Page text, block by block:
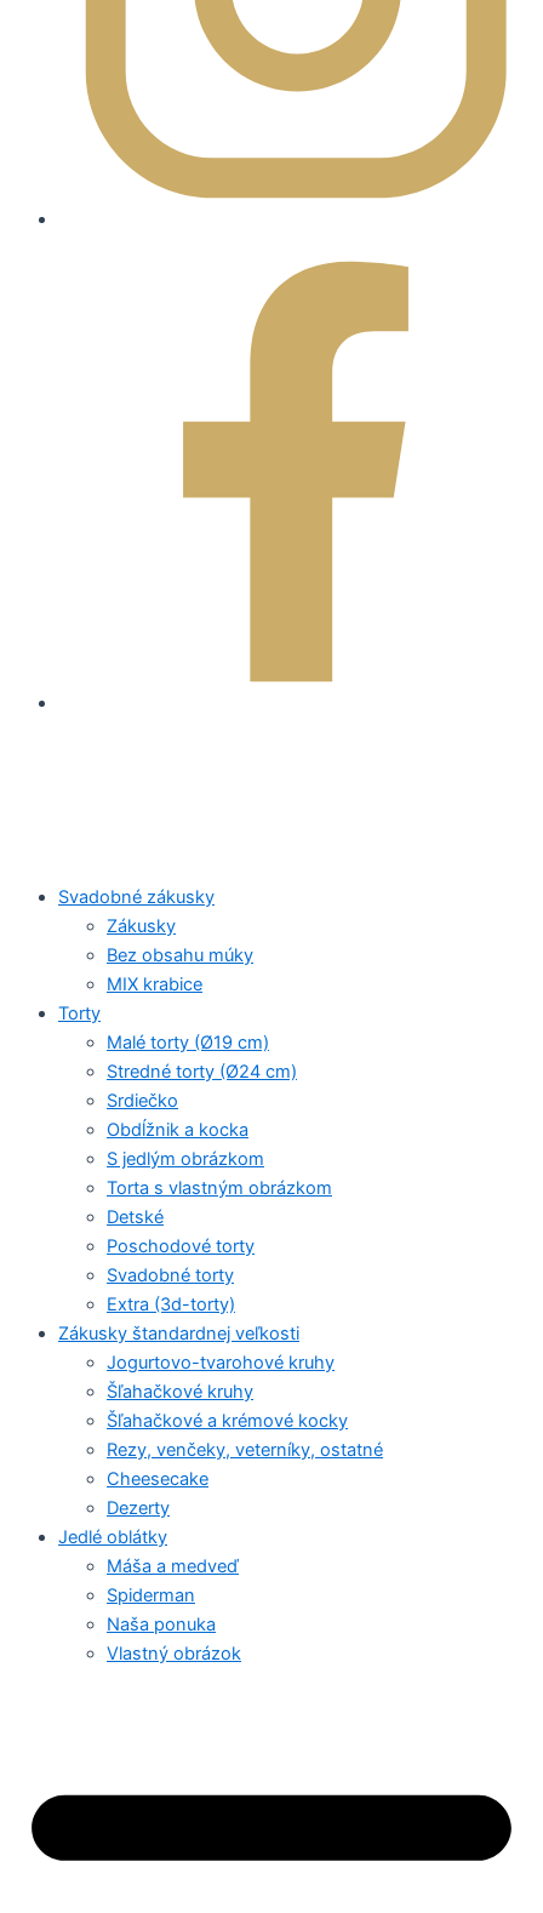
Svadobné zákusky
Zákusky
Bez obsahu múky
MIX krabice
Torty
Malé torty (Ø19 cm)
Stredné torty (Ø24 cm)
Srdiečko
Obdĺžnik a kocka
S jedlým obrázkom
Torta s vlastným obrázkom
Detské
Poschodové torty
Svadobné torty
Extra (3d-torty)
Zákusky štandardnej veľkosti
Jogurtovo-tvarohové kruhy
Šľahačkové kruhy
Šľahačkové a krémové kocky
Rezy, venčeky, veterníky, ostatné
Cheesecake
Dezerty
Jedlé oblátky
Máša a medveď
Spiderman
Naša ponuka
Vlastný obrázok